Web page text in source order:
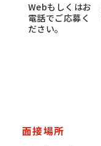
Webもしくはお
電話でご応募く
ださい。
面接場所